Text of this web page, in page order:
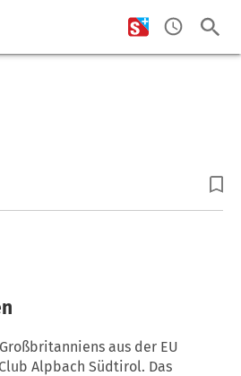
aus der EU
Alpbach Südtirol. Das